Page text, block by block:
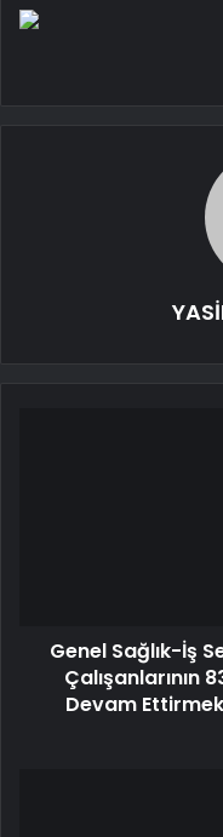
Genel Sağlık-İş
Çalışanlarının
Devam